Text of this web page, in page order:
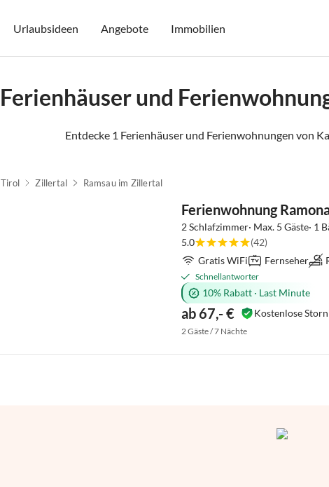
Urlaubsideen Angebote Immobilien
Ferienhäuser und
Entdecke 1 Ferienhäuser und Ferienwohnungen von
Tirol Zillertal Ramsau im Zillertal
Ferienwohnung
2 Schlafzimmer· Max. 5 Gäste· 1
5.0
(42)
Gratis WiFi
Fernseher
Schnellantworter
10% Rabatt · Last Minute
ab 67,- € Kostenlose
2 Gäste / 7 Nächte